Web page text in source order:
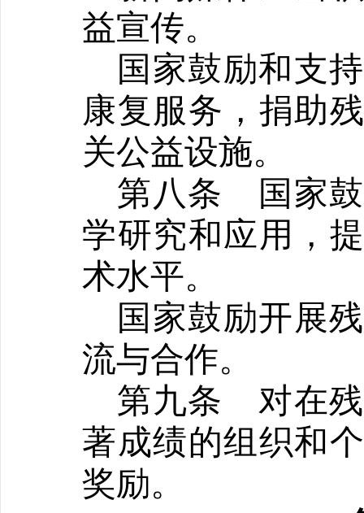
益宣传。
国家鼓励和支
康复服务，捐助
关公益设施。
第八条
国家
学研究和应用，
术水平。
国家鼓励开展
流与合作。
第九条 对在
著成绩的组织和
奖励。